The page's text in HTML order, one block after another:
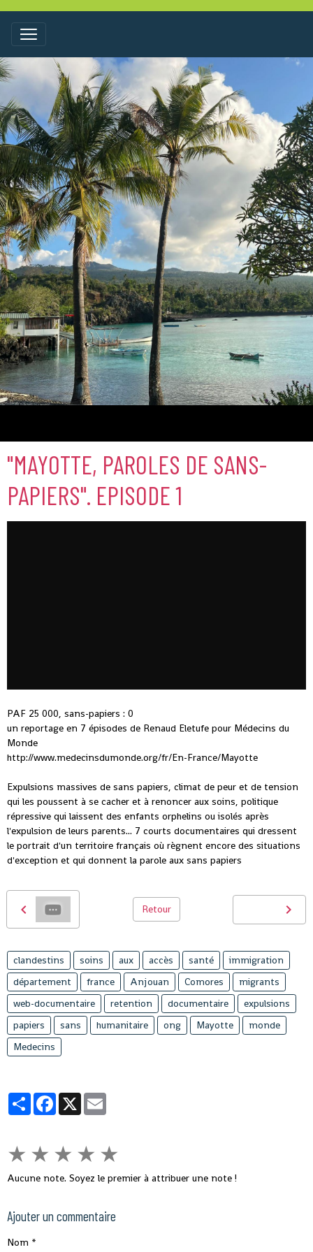
"MAYOTTE, PAROLES DE SANS-
PAPIERS". EPISODE 1
PAF 25 000, sans-papiers : 0
un reportage en 7 épisodes de Renaud Eletufe pour Médecins du
Monde
http://www.medecinsdumonde.org/fr/En-France/Mayotte
Expulsions massives de sans papiers, climat de peur et de tension
qui les poussent à se cacher et à renoncer aux soins, politique
répressive qui laissent des enfants orphelins ou isolés après
l'expulsion de leurs parents... 7 courts documentaires qui dressent
le portrait d'un territoire français où règnent encore des situations
d'exception et qui donnent la parole aux sans papiers
Retour
clandestins soins aux accès santé
immigration
département
france Anjouan Comores
migrants
web-documentaire
retention documentaire
expulsions
papiers
sans humanitaire ong Mayotte
monde
Medecins
PartagerFacebook
X
★ ★ ★ ★ ★
Aucune note. Soyez le premier à attribuer une note !
Ajouter un commentaire
Nom